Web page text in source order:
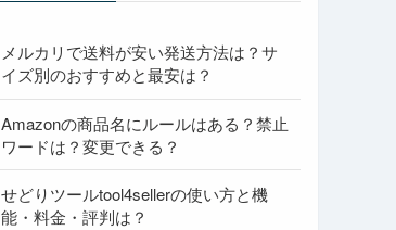
メルカリで送料が安い発送方法は？サ
イズ別のおすすめと最安は？
Amazonの商品名にルールはある？禁止
ワードは？変更できる？
せどりツールtool4sellerの使い方と機
能・料金・評判は？